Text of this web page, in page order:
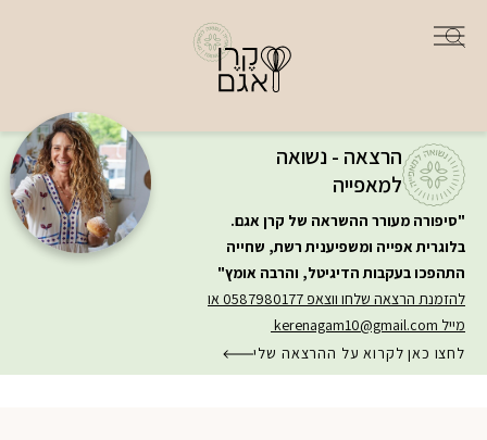
הרצאה - נשואה
למאפייה
"סיפורה מעורר ההשראה של קרן אגם.
בלוגרית אפייה ומשפיענית רשת, שחייה
התהפכו בעקבות הדיגיטל, והרבה אומץ"
להזמנת הרצאה שלחו ווצאפ 0587980177 או
מייל kerenagam10@gmail.com
לחצו כאן לקרוא על ההרצאה שלי